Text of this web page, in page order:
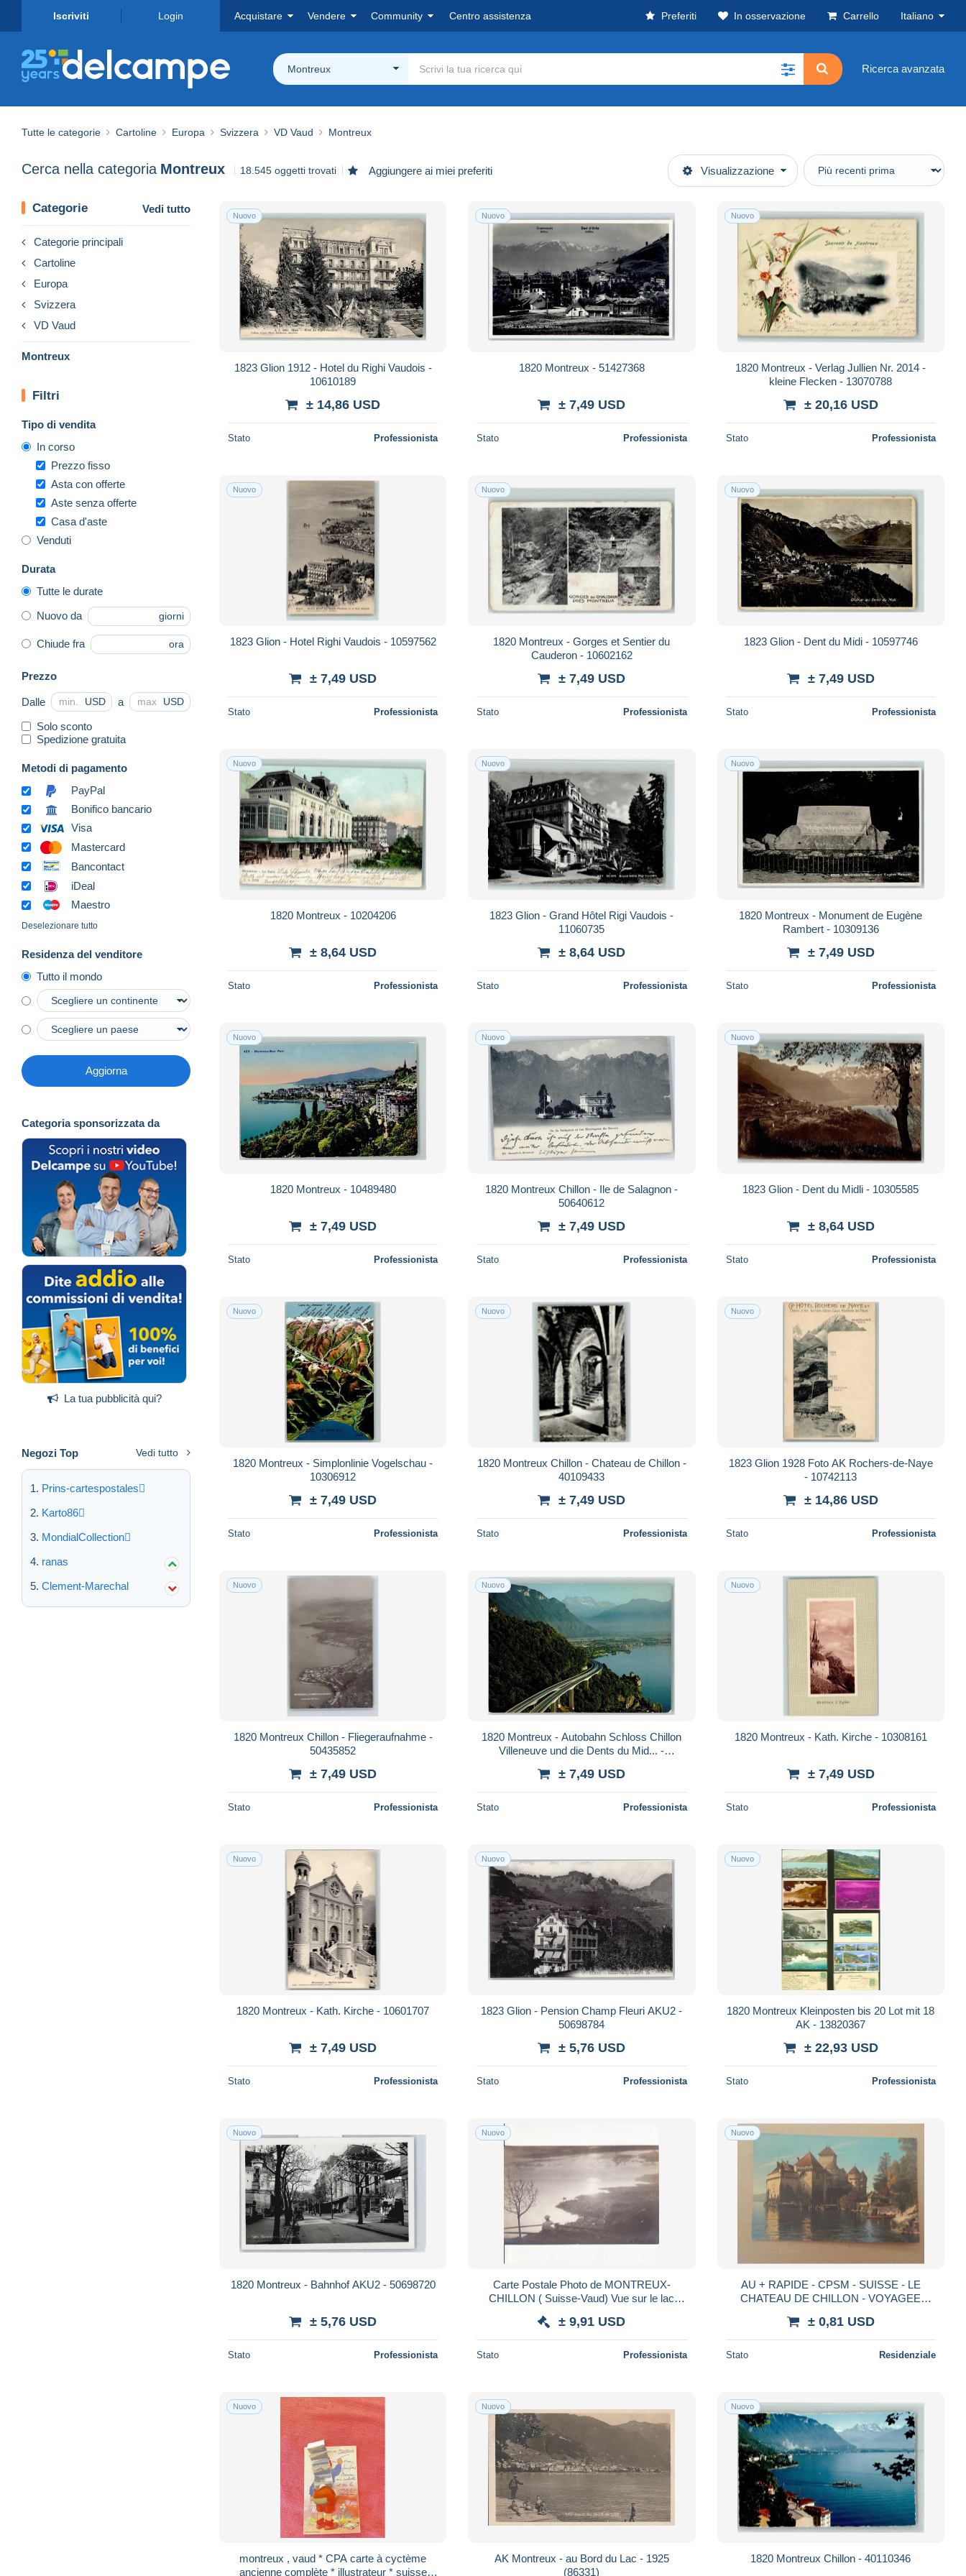
Iscriviti Login Acquistare Vendere Community Centro assistenza Preferiti In osservazione Carrello Italiano
Montreux Ricerca avanzata
Tutte le categorie Cartoline Europa Svizzera VD Vaud Montreux
Cerca nella categoria Montreux 18.545 oggetti trovati Aggiungere ai miei preferiti Visualizzazione
Categorie Vedi tutto
Categorie principali
Cartoline
Europa
Svizzera
VD Vaud
Montreux
Filtri
Tipo di vendita
In corso
Prezzo fisso
Asta con offerte
Aste senza offerte
Casa d'aste
Venduti
Durata
Tutte le durate
Nuovo da giorni
Chiude fra ora
Prezzo
Dalle USD a USD
Solo sconto
Spedizione gratuita
Metodi di pagamento
PayPal
Bonifico bancario
Visa
Mastercard
Bancontact
iDeal
Maestro
Deselezionare tutto
Residenza del venditore
Tutto il mondo
Aggiorna
Categoria sponsorizzata da
La tua pubblicità qui?
Negozi Top Vedi tutto
Prins-cartespostales
Karto86
MondialCollection
ranas
Clement-Marechal
Nuovo
1823 Glion 1912 - Hotel du Righi Vaudois -
10610189
± 14,86 USD
Stato Professionista
Nuovo
1820 Montreux - 51427368
± 7,49 USD
Stato Professionista
Nuovo
1820 Montreux - Verlag Jullien Nr. 2014 -
kleine Flecken - 13070788
± 20,16 USD
Stato Professionista
Nuovo
1823 Glion - Hotel Righi Vaudois - 10597562
± 7,49 USD
Stato Professionista
Nuovo
1820 Montreux - Gorges et Sentier du
Cauderon - 10602162
± 7,49 USD
Stato Professionista
Nuovo
1823 Glion - Dent du Midi - 10597746
± 7,49 USD
Stato Professionista
Nuovo
1820 Montreux - 10204206
± 8,64 USD
Stato Professionista
Nuovo
1823 Glion - Grand Hôtel Rigi Vaudois -
11060735
± 8,64 USD
Stato Professionista
Nuovo
1820 Montreux - Monument de Eugène
Rambert - 10309136
± 7,49 USD
Stato Professionista
Nuovo
1820 Montreux - 10489480
± 7,49 USD
Stato Professionista
Nuovo
1820 Montreux Chillon - Ile de Salagnon -
50640612
± 7,49 USD
Stato Professionista
Nuovo
1823 Glion - Dent du Midli - 10305585
± 8,64 USD
Stato Professionista
Nuovo
1820 Montreux - Simplonlinie Vogelschau -
10306912
± 7,49 USD
Stato Professionista
Nuovo
1820 Montreux Chillon - Chateau de Chillon -
40109433
± 7,49 USD
Stato Professionista
Nuovo
1823 Glion 1928 Foto AK Rochers-de-Naye
- 10742113
± 14,86 USD
Stato Professionista
Nuovo
1820 Montreux Chillon - Fliegeraufnahme -
50435852
± 7,49 USD
Stato Professionista
Nuovo
1820 Montreux - Autobahn Schloss Chillon
Villeneuve und die Dents du Mid... -
± 7,49 USD
Stato Professionista
Nuovo
1820 Montreux - Kath. Kirche - 10308161
± 7,49 USD
Stato Professionista
Nuovo
1820 Montreux - Kath. Kirche - 10601707
± 7,49 USD
Stato Professionista
Nuovo
1823 Glion - Pension Champ Fleuri AKU2 -
50698784
± 5,76 USD
Stato Professionista
Nuovo
1820 Montreux Kleinposten bis 20 Lot mit 18
AK - 13820367
± 22,93 USD
Stato Professionista
Nuovo
1820 Montreux - Bahnhof AKU2 - 50698720
± 5,76 USD
Stato Professionista
Nuovo
Carte Postale Photo de MONTREUX-
CHILLON ( Suisse-Vaud) Vue sur le lac
± 9,91 USD
Stato Professionista
Nuovo
AU + RAPIDE - CPSM - SUISSE - LE
CHATEAU DE CHILLON - VOYAGEE
± 0,81 USD
Stato Residenziale
Nuovo
montreux , vaud * CPA carte à cyctème
ancienne complète * illustrateur * suisse
Nuovo
AK Montreux - au Bord du Lac - 1925
(86331)
Nuovo
1820 Montreux Chillon - 40110346